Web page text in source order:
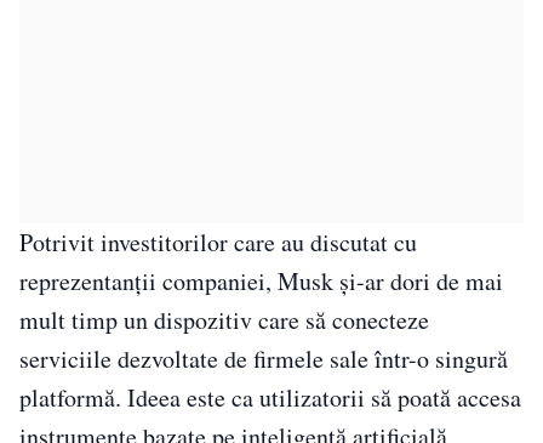
Potrivit investitorilor care au discutat cu
reprezentanții companiei, Musk și-ar dori de mai
mult timp un dispozitiv care să conecteze
serviciile dezvoltate de firmele sale într-o singură
platformă. Ideea este ca utilizatorii să poată accesa
instrumente bazate pe inteligență artificială,